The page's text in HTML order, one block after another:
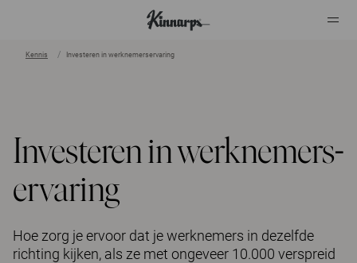
Kennis Investeren in werknemers­ervaring
Investeren in werknemers­
ervaring
Hoe zorg je ervoor dat je werknemers in dezelfde
richting kijken, als ze met ongeveer 10.000 verspreid